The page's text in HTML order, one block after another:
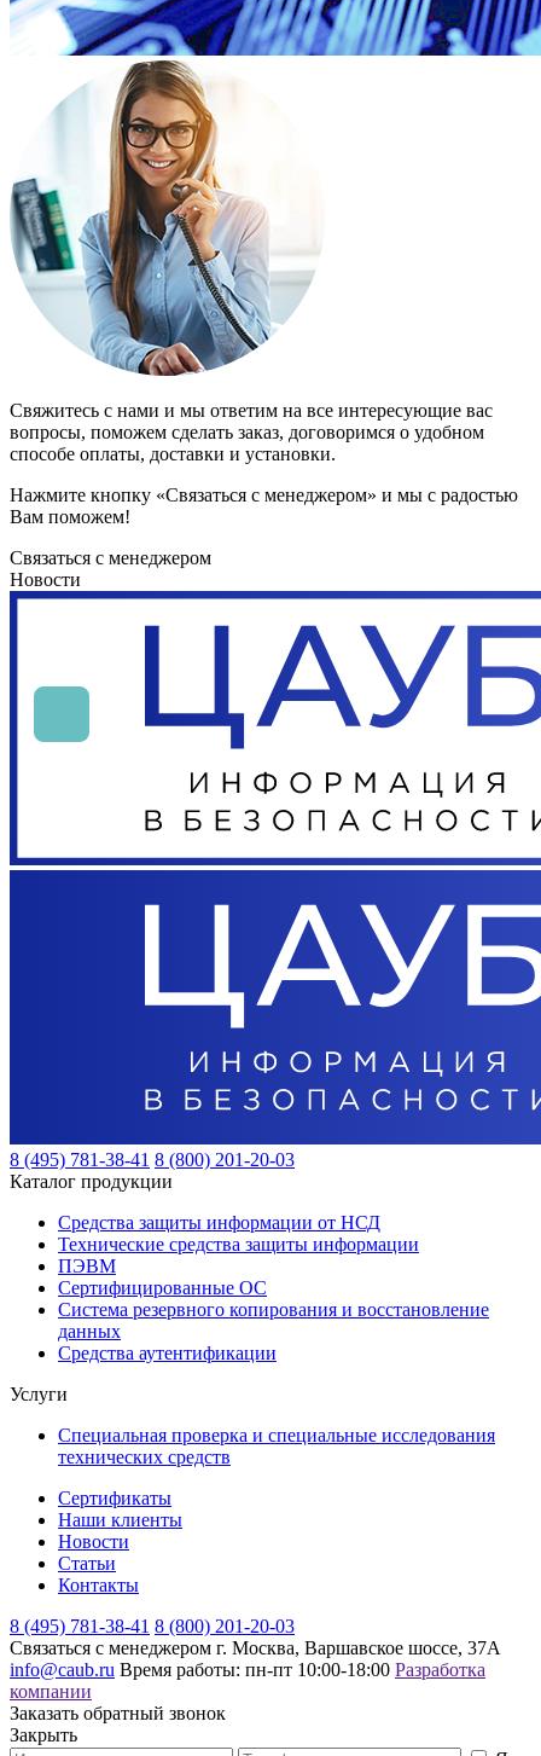
Свяжитесь с нами и мы ответим на все интересующие вас
вопросы, поможем сделать заказ, договоримся о удобном
способе оплаты, доставки и установки.
Нажмите кнопку «Связаться с менеджером» и мы с радостью
Вам поможем!
Связаться с менеджером
Новости
8 (495) 781-38-41 8 (800) 201-20-03
Каталог продукции
Средства защиты информации от НСД
Технические средства защиты информации
ПЭВМ
Сертифицированные ОС
Система резервного копирования и восстановление
данных
Средства аутентификации
Услуги
Специальная проверка и специальные исследования
технических средств
Сертификаты
Наши клиенты
Новости
Статьи
Контакты
8 (495) 781-38-41 8 (800) 201-20-03
Связаться с менеджером г. Москва, Варшавское шоссе, 37А
info@caub.ru Время работы: пн-пт 10:00-18:00 Разработка
компании
Заказать обратный звонок
Закрыть